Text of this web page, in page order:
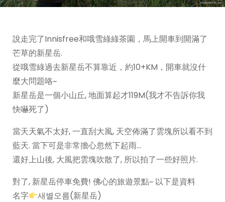
說走完了Innisfree和哦雪綠綠茶園，馬上開車到開滿了
芒草的新星岳.
從哦雪綠過去新星岳不算靠近，約10+KM，開車就沒什
麼大問題咯~
新星岳是一個小山丘, 地面算起才119M(我才不告訴你我
快嚇死了)
當天天氣不太好, 一直刮大風, 天空佈滿了雲塊所以看不到
藍天. 當下可是非常擔心忽然下起雨…
還好上山後, 大風把雲塊吹散了, 所以拍了一些好照片.
對了, 新星岳停車免費! 佛心的旅遊景點~ 以下是資料
名字
새별오름(新星岳)